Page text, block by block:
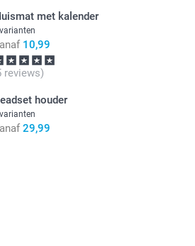
met kalender
10,99
reviews)
houder
29,99